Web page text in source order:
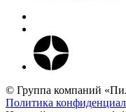
© Группа компаний
Политика